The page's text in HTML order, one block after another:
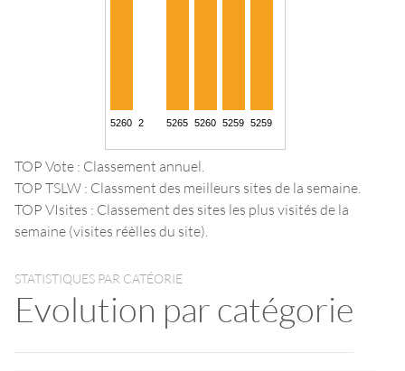
TOP Vote : Classement annuel.
TOP TSLW : Classment des meilleurs sites de la semaine.
TOP VIsites : Classement des sites les plus visités de la
semaine (visites réèlles du site).
STATISTIQUES PAR CATÉORIE
Evolution par catégorie